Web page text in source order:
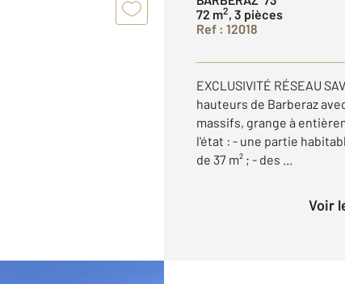
72 m2, 3 pièces
Ref : 12018
EXCLUSIVITÉ RÉSEAU
hauteurs de Barberaz
massifs, grange à
l'état : - une partie
de 37 m² ; - des ...
Voir